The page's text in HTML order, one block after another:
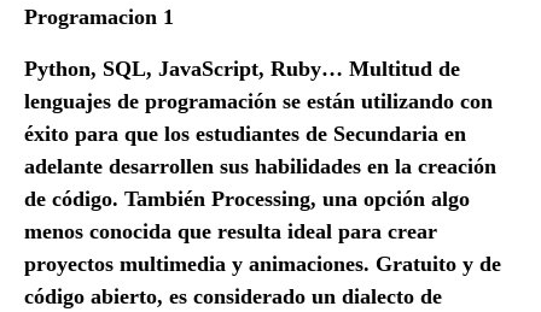
Programacion 1
Python, SQL, JavaScript, Ruby… Multitud de
lenguajes de programación se están utilizando con
éxito para que los estudiantes de Secundaria en
adelante desarrollen sus habilidades en la creación
de código. También Processing, una opción algo
menos conocida que resulta ideal para crear
proyectos multimedia y animaciones. Gratuito y de
código abierto, es considerado un dialecto de